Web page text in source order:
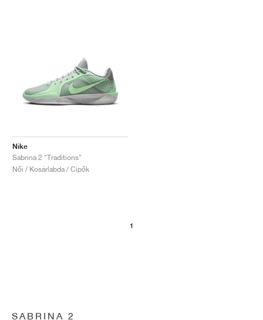
Nike
Sabrina 2 "Traditions"
Női / Kosárlabda / Cipők
1
SABRINA 2